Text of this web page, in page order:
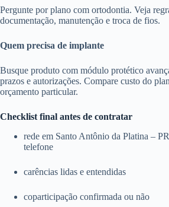
Pergunte por plano com ortodontia. Veja
documentação, manutenção e troca de fios.
Quem precisa de implante
Busque produto com módulo protético
prazos e autorizações. Compare custo do
orçamento particular.
Checklist final antes de contratar
rede em Santo Antônio da Platina –
telefone
carências lidas e entendidas
coparticipação confirmada ou não